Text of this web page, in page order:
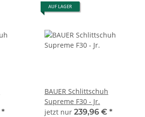
*
AUF LAGER
BAUER Schlittschuh
Supreme F30 - Jr.
jetzt nur 239,96 € *